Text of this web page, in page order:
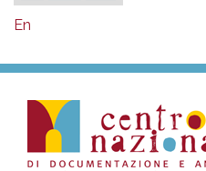
En